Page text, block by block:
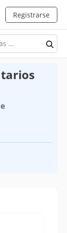
Registrarse